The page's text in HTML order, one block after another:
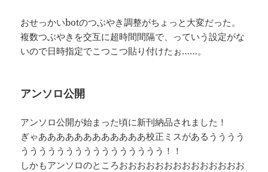
おせっかいbotのつぶやき調整がちょっと大変だった。
複数つぶやきを交互に超時間間隔で、っていう設定がな
いので日時指定でこつこつ貼り付けたぉ……。
アンソロ公開
アンソロ公開が始まった頃に新刊納品されました！
ぎゃああああああああああああ校正ミスがあるうううう
うううううううううううううううう！！
しかもアンソロのところおおおおおおおおおおおおおお